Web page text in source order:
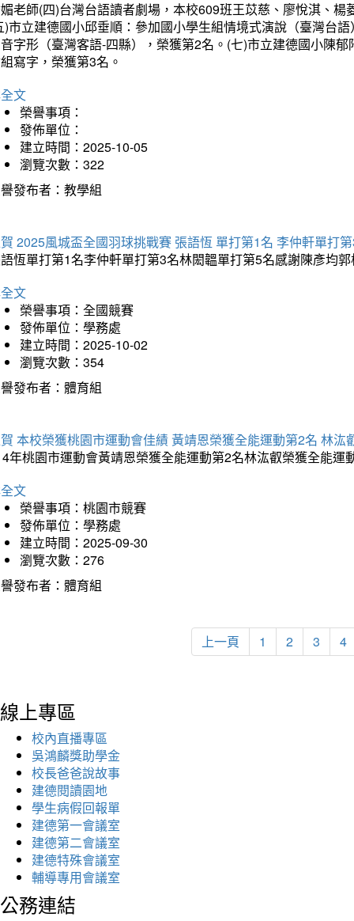
老師(四)台灣台語讀者劇場，本校609班王苡慈、廖悅淇、
)市立建德國小邱垂順：參加國小學生組情境式演說（臺灣台
字形（臺灣客語-四縣），榮獲第2名。(七)市立建德國小陳
寫字，榮獲第3名。
文
榮譽事項：
發佈單位：
建立時間：2025-10-05
瀏覽次數：322
發布者：教學組
2025風城盃全國羽球挑戰賽 張語恆 單打第1名 李仲軒單打
恆單打第1名李仲軒單打第3名林閎韞單打第5名感謝陳彥均
文
榮譽事項：全國競賽
發佈單位：學務處
建立時間：2025-10-02
瀏覽次數：354
發布者：體育組
本校榮獲桃園市運動會佳績 黃靖恩榮獲全能運動第2名 林汯
年桃園市運動會黃靖恩榮獲全能運動第2名林汯叡榮獲全能運
文
榮譽事項：桃園市競賽
發佈單位：學務處
建立時間：2025-09-30
瀏覽次數：276
發布者：體育組
上一頁 1 2 3 4
線上專區
校內直播專區
吳鴻麟獎助學金
校長爸爸說故事
建德閱讀園地
學生病假回報單
建德第一會議室
建德第二會議室
建德特殊會議室
輔導專用會議室
公務連結